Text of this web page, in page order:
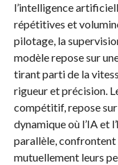
l’intelligence
répétitives et
pilotage, la
modèle repose sur
tirant parti de la
rigueur et précision.
compétitif, repose
dynamique où l’IA et
parallèle, confrontent
mutuellement leurs